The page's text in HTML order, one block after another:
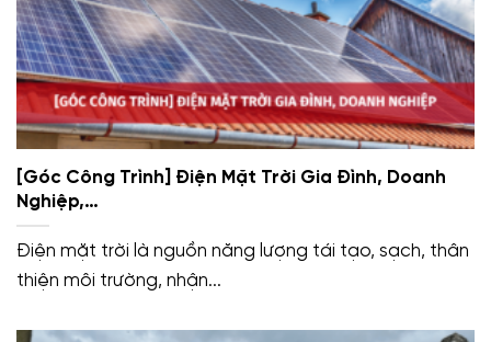
[Góc Công Trình] Điện Mặt Trời Gia Đình, Doanh
Nghiệp,…
Điện mặt trời là nguồn năng lượng tái tạo, sạch, thân
thiện môi trường, nhận...